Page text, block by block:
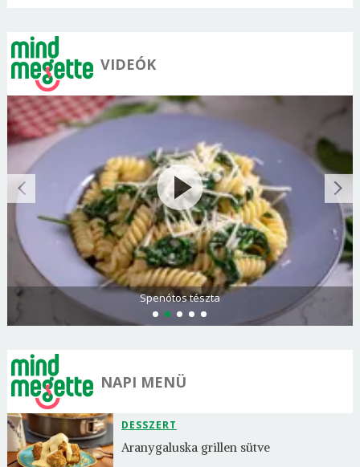
VIDEÓK
Spenótos tészta
NAPI MENÜ
DESSZERT
Aranygaluska grillen sütve